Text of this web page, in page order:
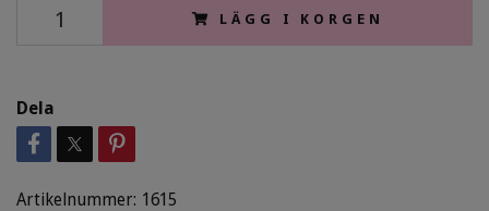
LÄGG I KORGEN
Dela
Artikelnummer: 1615